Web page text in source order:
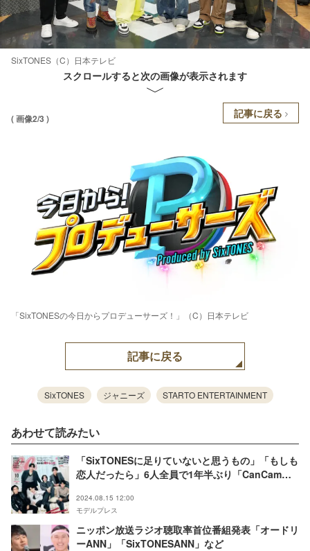
SixTONES（C）日本テレビ
スクロールすると次の画像が表示されます
( 画像2/3 ) 記事に戻る
「SixTONESの今日からプロデューサーズ！」（C）日本テレビ
記事に戻る
SixTONES ジャニーズ STARTO ENTERTAINMENT
あわせて読みたい
「SixTONESに足りていないと思うもの」「もしも
恋人だったら」6人全員で1年半ぶり「CanCam」
2024.08.15 12:00
モデルプレス
ニッポン放送ラジオ聴取率首位番組発表「オードリ
ーANN」「SixTONESANN」など